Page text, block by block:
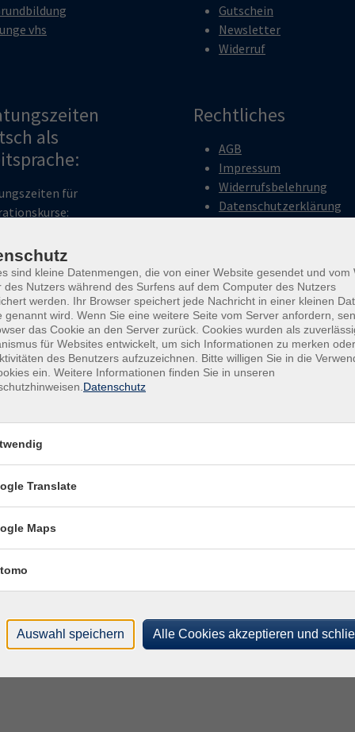
vhs
Gutschein
Newsletter
Widerruf
als
für
14:00 - 18:00 Uhr
für
9:00 - 12:00 Uhr
14:00 - 18:00 Uhr
Rechtliches
AGB
Impressum
Widerrufsbelehrung
Datenschutzerklärung
sind kleine Datenmengen, die von einer Website gesendet und vom
des Nutzers während des Surfens auf dem Computer des Nutzers
werden. Ihr Browser speichert jede Nachricht in einer kleinen
genannt wird. Wenn Sie eine weitere Seite vom Server anfordern,
das Cookie an den Server zurück. Cookies wurden als
für Websites entwickelt, um sich Informationen zu merken
des Benutzers aufzuzeichnen. Bitte willigen Sie in die
ein. Weitere Informationen finden Sie in unseren
Datenschutz
Translate
Maps
Auswahl speichern Alle Cookies akzeptieren und